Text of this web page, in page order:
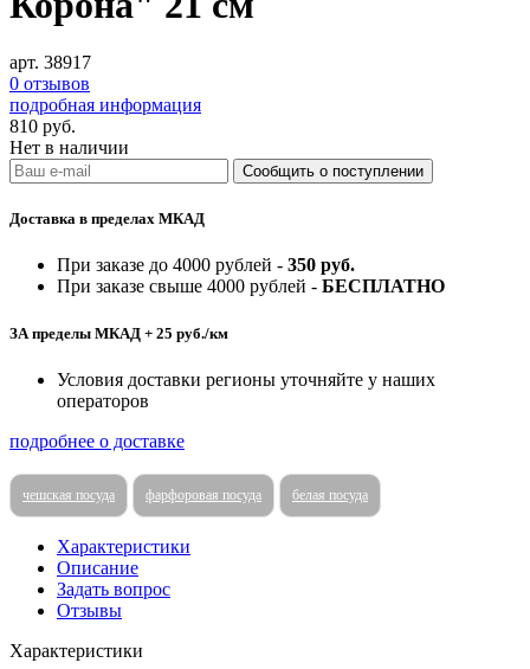
арт. 38917
0 отзывов
подробная информация
810 руб.
Нет в наличии
Доставка в пределах МКАД
При заказе до 4000 рублей - 350 руб.
При заказе свыше 4000 рублей - БЕСПЛАТНО
ЗА пределы МКАД + 25 руб./км
Условия доставки регионы уточняйте у наших
операторов
подробнее о доставке
чешская посуда фарфоровая посуда белая посуда
Характеристики
Описание
Задать вопрос
Отзывы
Характеристики